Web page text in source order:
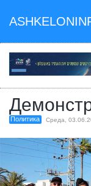
Политика Среда,